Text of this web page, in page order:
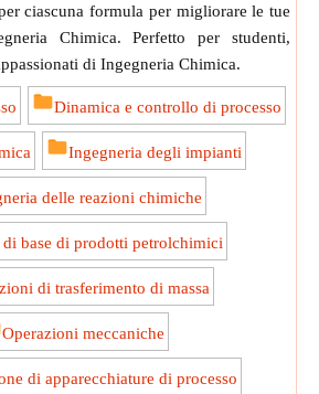
ciascuna formula per migliorare le tue
Chimica. Perfetto per studenti,
di Ingegneria Chimica.
Dinamica e controllo di processo
Ingegneria degli impianti
delle reazioni chimiche
base di prodotti petrolchimici
di trasferimento di massa
Operazioni meccaniche
di apparecchiature di processo